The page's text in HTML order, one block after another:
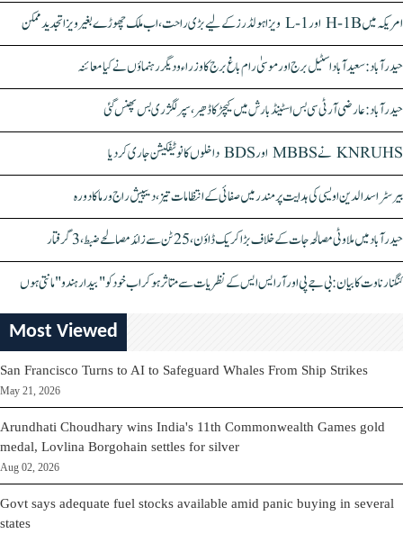
امریکہ میں H-1B اور L-1 ویزا ہولڈرز کے لیے بڑی راحت، اب ملک چھوڑے بغیر ویزا تجدید ممکن
حیدرآباد: سعیدآباد اسٹیل برج اور موسیٰ رام باغ برج کا وزراء و دیگر رہنماؤں نے کیا معائنہ
حیدرآباد: عارضی آر ٹی سی بس اسٹینڈ بارش میں کیچڑ کا ڈھیر، سپر لگژری بس پھنس گئی
KNRUHS نے MBBS اور BDS داخلوں کا نوٹیفکیشن جاری کر دیا
بیرسٹر اسدالدین اویسی کی ہدایت پر مندر میں صفائی کے انتظامات تیز، دیپیش راج ورما کا دورہ
حیدرآباد میں ملاوٹی مصالحہ جات کے خلاف بڑا کریک ڈاؤن، 25 ٹن سے زائد مصالحے ضبط، 3 گرفتار
کنگنا رناوت کا بیان: بی جے پی اور آر ایس ایس کے نظریات سے متاثر ہو کر اب خود کو "بیدار ہندو" مانتی ہوں
Most Viewed
San Francisco Turns to AI to Safeguard Whales From Ship Strikes
May 21, 2026
Arundhati Choudhary wins India's 11th Commonwealth Games gold
medal, Lovlina Borgohain settles for silver
Aug 02, 2026
Govt says adequate fuel stocks available amid panic buying in several
states